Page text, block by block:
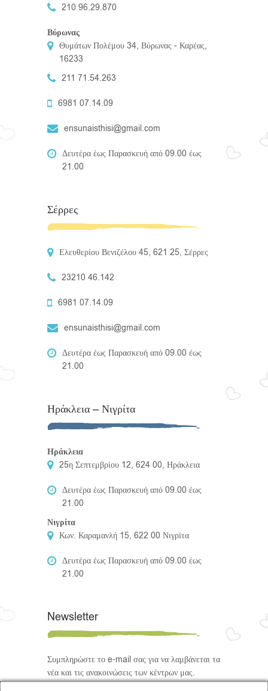
210 96.29.870
Βύρωνας
Θυμάτων Πολέμου 34, Βύρωνας - Καρέας,
16233
211 71.54.263
6981 07.14.09
ensunaisthisi@gmail.com
Δευτέρα έως Παρασκευή από 09.00 έως
21.00
Σέρρες
Ελευθερίου Βενιζέλου 45, 621 25, Σέρρες
23210 46.142
6981 07.14.09
ensunaisthisi@gmail.com
Δευτέρα έως Παρασκευή από 09.00 έως
21.00
Ηράκλεια – Νιγρίτα
Ηράκλεια
25η Σεπτεμβρίου 12, 624 00, Ηράκλεια
Δευτέρα έως Παρασκευή από 09.00 έως
21.00
Νιγρίτα
Κων. Καραμανλή 15, 622 00 Νιγρίτα
Δευτέρα έως Παρασκευή από 09.00 έως
21.00
Newsletter
Συμπληρώστε το e-mail σας για να λαμβάνεται τα
νέα και τις ανακοινώσεις των κέντρων μας.